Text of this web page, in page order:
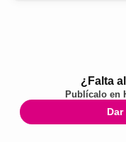
¿Falta
Publícalo en